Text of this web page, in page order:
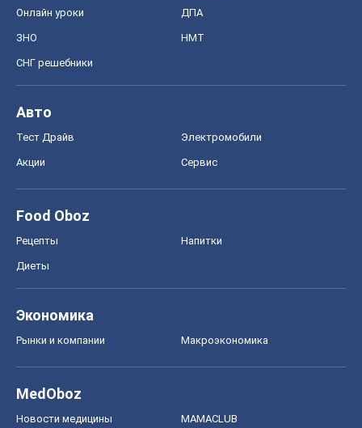
Онлайн уроки ДПА
ЗНО НМТ
СНГ решебники
Авто
Тест Драйв Электромобили
Акции Сервис
Food Oboz
Рецепты Напитки
Диеты
Экономика
Рынки и компании Mакроэкономика
MedOboz
Новости медицины MAMACLUB